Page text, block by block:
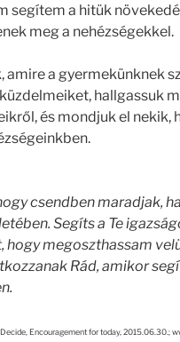
segítem a hitük
meg a nehézségekkel.
amire a gyermekünknek
hallgassuk
és mondjuk el nekik,
csendben maradjak,
Segíts a Te
hogy megoszthassam
Rád, amikor
Encouragement for today, 2015.06.30.;